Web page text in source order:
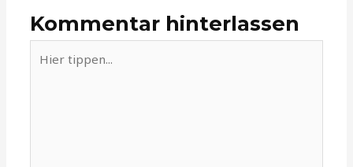
Kommentar hinterlassen
tippen...